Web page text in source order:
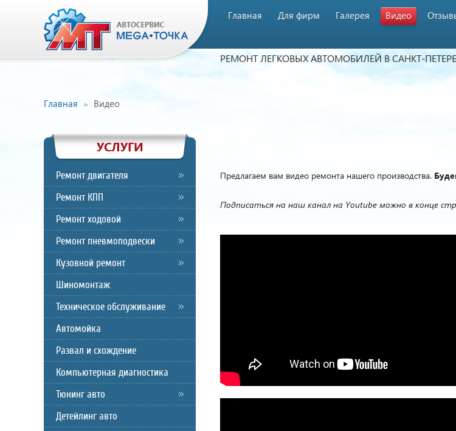
РЕМОНТ ЛЕГКОВЫХ АВТОМОБИЛЕЙ В САНКТ-
Главная Для фирм Галерея Видео
Главная Видео
УСЛУГИ
Ремонт двигателя
Ремонт КПП
Ремонт ходовой
Ремонт пневмоподвески
Кузовной ремонт
Шиномонтаж
Техническое обслуживание
Автомойка
Развал и схождение
Компьютерная диагностика
Тюнинг авто
Детейлинг авто
Предлагаем вам видео ремонта нашего производства.
Подписаться на наш канал на Youtube можно в конце